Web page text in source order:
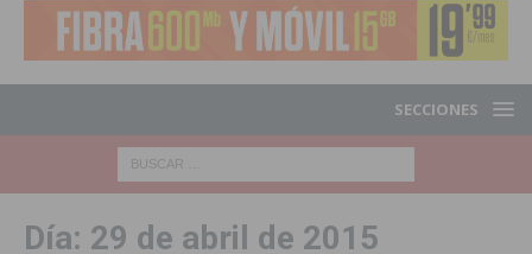
SECCIONES
Día: 29 de abril de 2015